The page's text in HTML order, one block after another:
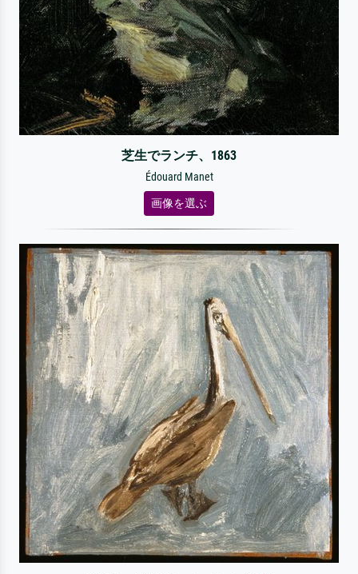
芝生でランチ、1863
Édouard Manet
画像を選ぶ